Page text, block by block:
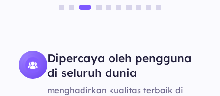
Dipercaya oleh pengguna
di seluruh dunia
menghadirkan kualitas terbaik di